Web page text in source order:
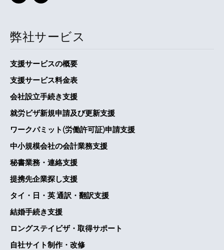
弊社サービス
支援サービスの概要
支援サービス料金表
会社設立手続き支援
就労ビザ新規申請及び更新支援
ワークパミット(労働許可証)申請支援
中小規模会社の会計業務支援
秘書業務・連絡支援
提携先企業探し支援
タイ・日・英 通訳・翻訳支援
結婚手続き支援
ロングステイビザ・取得サポート
自社サイト制作・改修